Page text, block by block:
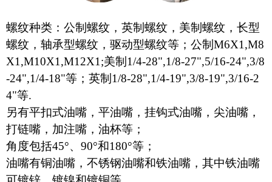
螺纹种类：公制螺纹，英制螺纹，美制螺纹，长型
螺纹，轴承型螺纹，驱动型螺纹等；公制M6X1,M8
X1,M10X1,M12X1;美制1/4-28",1/8-27",5/16-24",3/8
-24",1/4-18"等；英制1/8-28",1/4-19",3/8-19",3/16-2
4"等.
另有平扣式油嘴，平油嘴，挂钩式油嘴，尖油嘴，
打链嘴，加注嘴，油杯等；
角度包括45°、 90°和180°等；
油嘴有铜油嘴，不锈钢油嘴和铁油嘴，其中铁油嘴